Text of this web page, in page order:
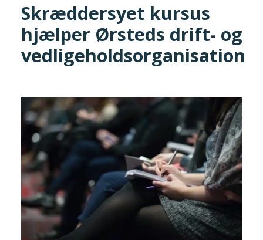
Search
Tilmeld nyhedsbrev
Presse og pressemeddelelser
Kontakt
Dansk
English
Danske Testfaciliteter
Skræddersyet kursus
hjælper Ørsteds drift- og
vedligeholdsorganisation